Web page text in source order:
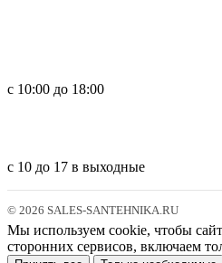
с 10:00 до 18:00
с 10 до 17 в выходные
© 2026 SALES-SANTEHNIKA.RU
Мы используем cookie, чтобы
сторонних сервисов, включаем